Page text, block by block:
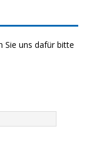
Sie uns dafür bitte